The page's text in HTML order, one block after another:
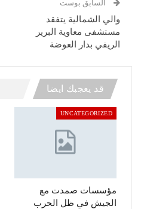
السابق بوست
والي الشمالية يتفقد
مستشفى معاوية البرير
الريفي بدار العوضة
قد يعجبك ايضا
UNCATEGORIZED
مؤسسات صمدت مع
الجيش في ظل الحرب